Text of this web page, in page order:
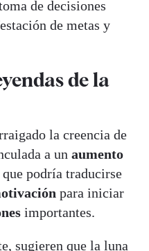
de decisiones
de metas y
de la
la creencia de
a un aumento
podría traducirse
para iniciar
importantes.
sugieren que la luna